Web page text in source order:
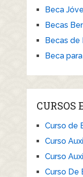
Beca
Becas
Becas de
Beca
CURSOS
Curso de
Curso
Curso
Curso De